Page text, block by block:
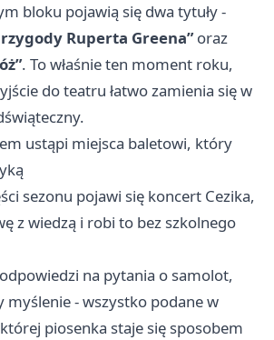
bloku pojawią się dwa tytuły -
Ruperta Greena”oraz
. To właśnie ten moment roku,
do teatru łatwo zamienia się w
ustąpi miejsca baletowi, który
sezonu pojawi się koncert Cezika,
z wiedzą i robi to bez szkolnego
na pytania o samolot,
myślenie - wszystko podane w
piosenka staje się sposobem